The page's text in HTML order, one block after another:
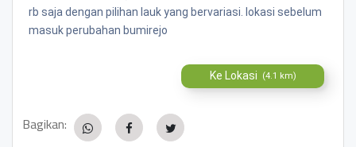
rb saja dengan pilihan lauk yang bervariasi. lokasi sebelum
masuk perubahan bumirejo
Ke Lokasi (4.1 km)
Bagikan: